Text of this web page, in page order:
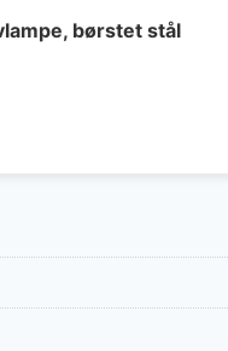
børstet stål